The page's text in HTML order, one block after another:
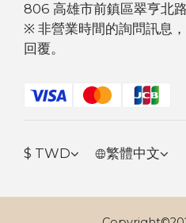
806 高雄市前鎮區
※ 非營業時間的詢問訊息
回覆。
$ TWD 繁體中文